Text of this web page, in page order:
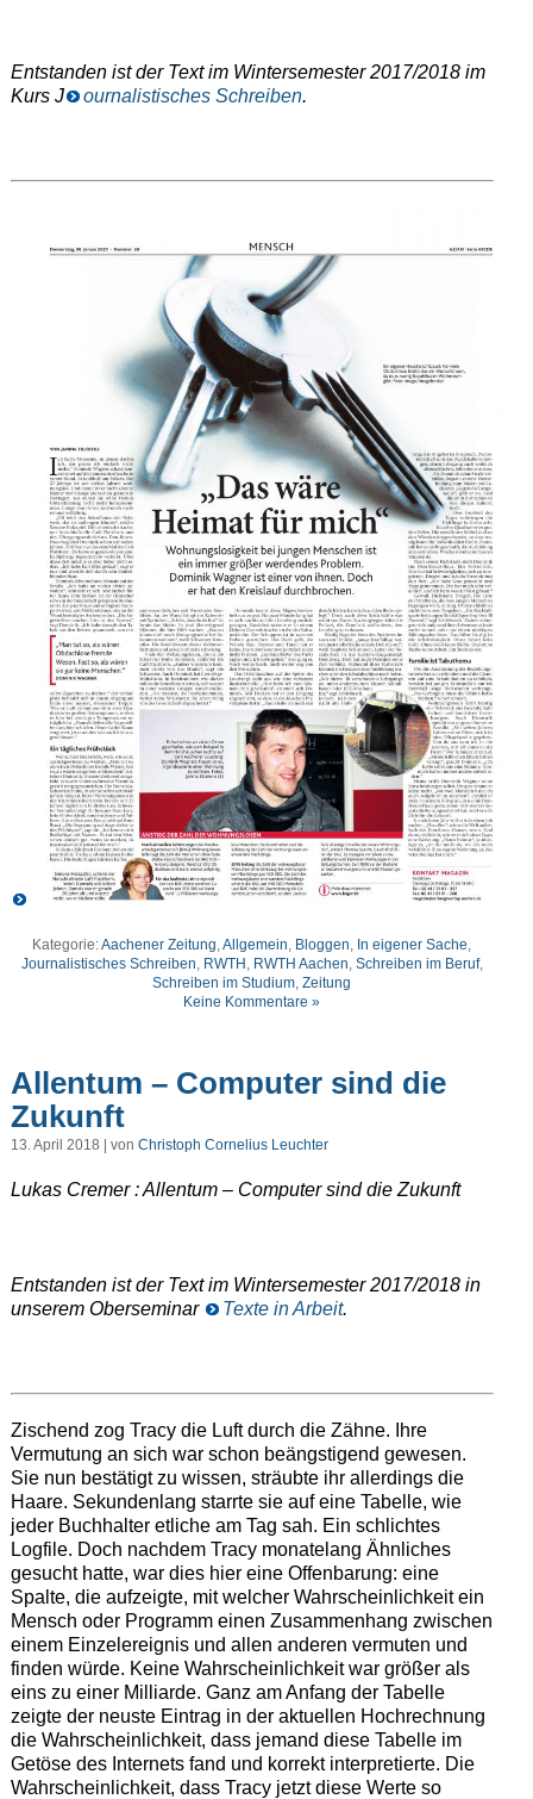
Entstanden ist der Text im Wintersemester 2017/2018 im
Kurs J
ournalistisches Schreiben.
Kategorie:Aachener Zeitung,Allgemein, Bloggen, In eigener Sache,
Journalistisches Schreiben, RWTH , RWTH Aachen, Schreiben im Beruf,
Schreiben im Studium,Zeitung
Keine Kommentare »
Allentum – Computer sind die
Zukunft
13. April 2018 | von Christoph Cornelius Leuchter
Lukas Cremer : Allentum – Computer sind die Zukunft
Entstanden ist der Text im Wintersemester 2017/2018 in
unserem Oberseminar
Texte in Arbeit.
Zischend zog Tracy die Luft durch die Zähne. Ihre
Vermutung an sich war schon beängstigend gewesen.
Sie nun bestätigt zu wissen, sträubte ihr allerdings die
Haare. Sekundenlang starrte sie auf eine Tabelle, wie
jeder Buchhalter etliche am Tag sah. Ein schlichtes
Logfile. Doch nachdem Tracy monatelang Ähnliches
gesucht hatte, war dies hier eine Offenbarung: eine
Spalte, die aufzeigte, mit welcher Wahrscheinlichkeit ein
Mensch oder Programm einen Zusammenhang zwischen
einem Einzelereignis und allen anderen vermuten und
finden würde. Keine Wahrscheinlichkeit war größer als
eins zu einer Milliarde. Ganz am Anfang der Tabelle
zeigte der neuste Eintrag in der aktuellen Hochrechnung
die Wahrscheinlichkeit, dass jemand diese Tabelle im
Getöse des Internets fand und korrekt interpretierte. Die
Wahrscheinlichkeit, dass Tracy jetzt diese Werte so